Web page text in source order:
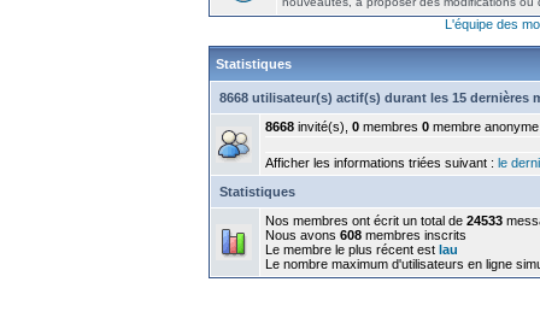
L'équipe des
Statistiques
8668 utilisateur(s) actif(s) durant les 15 dernières
8668 invité(s), 0 membres 0 membre anonyme
Afficher les informations triées suivant : le
Statistiques
Nos membres ont écrit un total de 24533
Nous avons 608 membres inscrits
Le membre le plus récent est lau
Le nombre maximum d'utilisateurs en ligne